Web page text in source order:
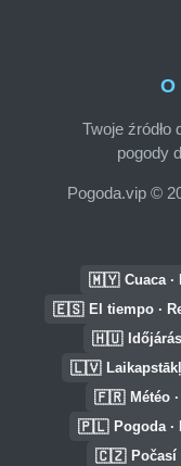
O
Twoje źródło
pogody
Pogoda.vip ©
🇲🇾 Cuaca ·
🇪🇸 El tiempo ·
🇭🇺
🇱🇻
🇫🇷 Météo
🇵🇱 Pogoda ·
🇨🇿 Počasí